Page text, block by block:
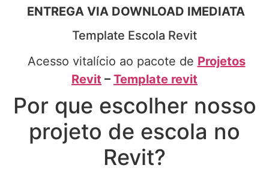
ENTREGA VIA DOWNLOAD IMEDIATA
Template Escola Revit
Acesso vitalício ao pacote de Projetos
Revit – Template revit
Por que escolher nosso
projeto de escola no
Revit?